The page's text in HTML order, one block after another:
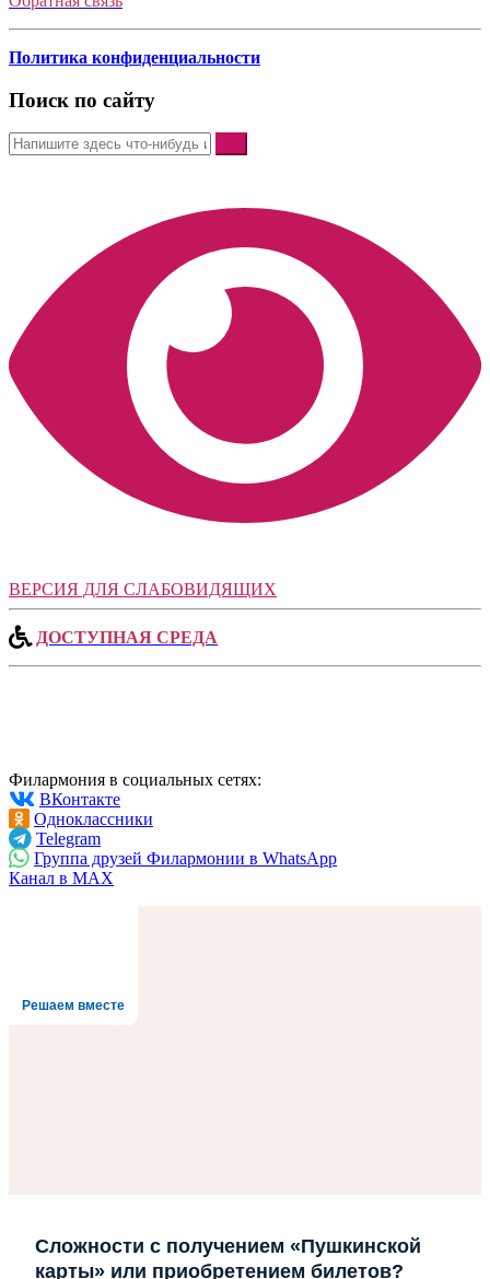
Политика конфиденциальности
Поиск по сайту
ВЕРСИЯ ДЛЯ СЛАБОВИДЯЩИХ
ДОСТУПНАЯ СРЕДА
Филармония в социальных сетях:
ВКонтакте
Одноклассники
Telegram
Группа друзей Филармонии в WhatsApp
Канал в MAX
Решаем вместе
Сложности с получением «Пушкинской
карты» или приобретением билетов?